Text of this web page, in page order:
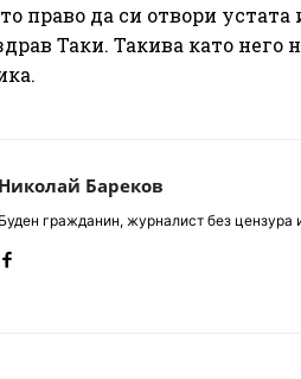
право да си отвори
Таки. Такива като
Николай Бареков
Буден гражданин, журналист без цензура